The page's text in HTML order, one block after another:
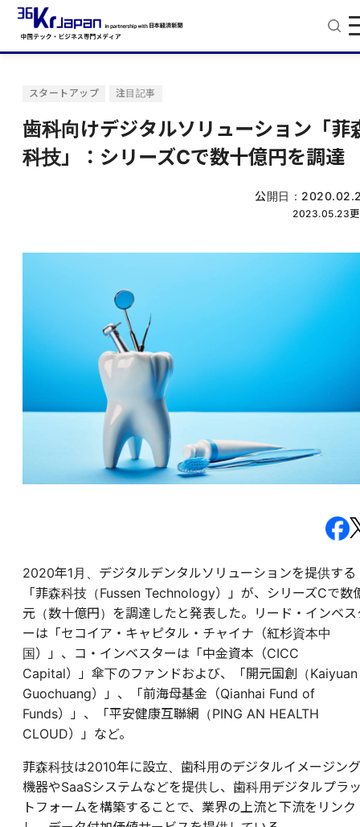
スタートアップ 注目記事
歯科向けデジタルソリューション「菲
科技」：シリーズCで数十億円を調達
公開日：
2023.05.23
2020年1月、デジタルデンタルソリューションを提供する
「菲森科技（Fussen Technology）」が、シリーズCで数
元（数十億円）を調達したと発表した。リード・インベス
ーは「セコイア・キャピタル・チャイナ（紅杉資本中
国）」、コ・インベスターは「中金資本（CICC
Capital）」傘下のファンドおよび、「開元国創（Kaiyuan
Guochuang）」、「前海母基金（Qianhai Fund of
Funds）」、「平安健康互聯網（PING AN HEALTH
CLOUD）」など。
菲森科技は2010年に設立、歯科用のデジタルイメージング
機器やSaaSシステムなどを提供し、歯科用デジタルプラ
トフォームを構築することで、業界の上流と下流をリンク